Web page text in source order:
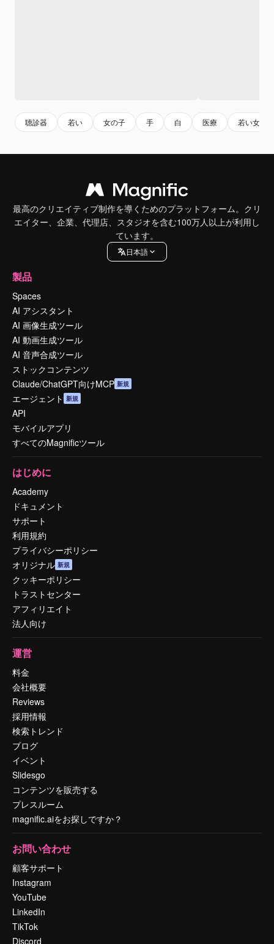
聴診器 若い 女の子 手 白 医療 若い女の子
最高のクリエイティブ制作を導くためのプラットフォーム。クリ
エイター、企業、代理店、スタジオを含む100万人以上が利用し
ています。
日本語
製品
Spaces
AI アシスタント
AI 画像生成ツール
AI 動画生成ツール
AI 音声合成ツール
ストックコンテンツ
Claude/ChatGPT向けMCP 新規
エージェント 新規
API
モバイルアプリ
すべてのMagnificツール
はじめに
Academy
ドキュメント
サポート
利用規約
プライバシーポリシー
オリジナル 新規
クッキーポリシー
トラストセンター
アフィリエイト
法人向け
運営
料金
会社概要
Reviews
採用情報
検索トレンド
ブログ
イベント
Slidesgo
コンテンツを販売する
プレスルーム
magnific.aiをお探しですか？
お問い合わせ
顧客サポート
Instagram
YouTube
LinkedIn
TikTok
Discord